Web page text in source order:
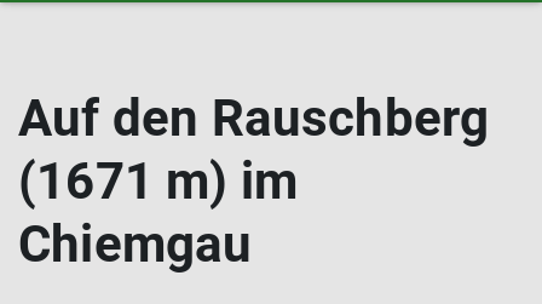
Auf den Rauschberg
(1671 m) im
Chiemgau